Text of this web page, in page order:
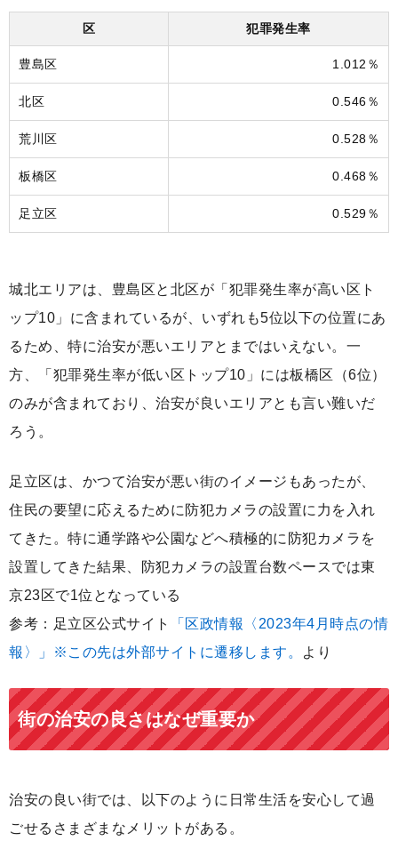
区 犯罪発生率
豊島区 1.012％
北区 0.546％
荒川区 0.528％
板橋区 0.468％
足立区 0.529％
城北エリアは、豊島区と北区が「犯罪発生率が高い区ト
ップ10」に含まれているが、いずれも5位以下の位置にあ
るため、特に治安が悪いエリアとまではいえない。一
方、「犯罪発生率が低い区トップ10」には板橋区（6位）
のみが含まれており、治安が良いエリアとも言い難いだ
ろう。
足立区は、かつて治安が悪い街のイメージもあったが、
住民の要望に応えるために防犯カメラの設置に力を入れ
てきた。特に通学路や公園などへ積極的に防犯カメラを
設置してきた結果、防犯カメラの設置台数ペースでは東
京23区で1位となっている
参考：足立区公式サイト
「区政情報〈2023年4月時点の情
報〉」※この先は外部サイトに遷移します。
より
街の治安の良さはなぜ重要か
治安の良い街では、以下のように日常生活を安心して過
ごせるさまざまなメリットがある。